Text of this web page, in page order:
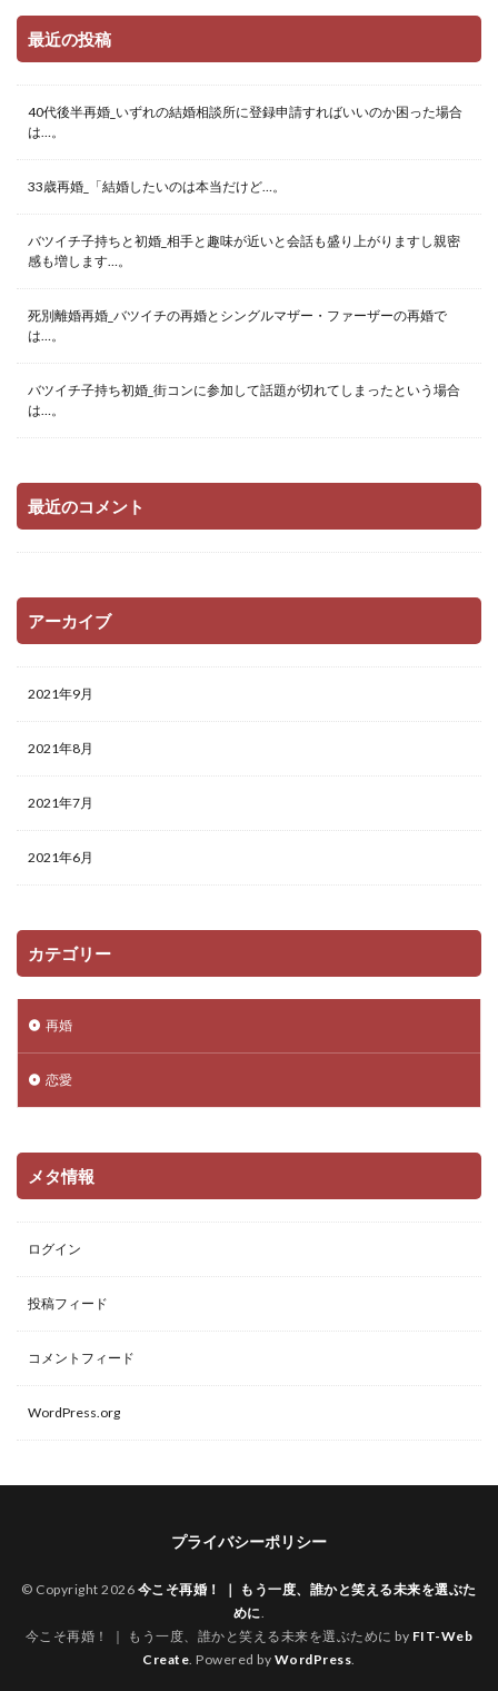
最近の投稿
40代後半再婚_いずれの結婚相談所に登録申請すればいいのか困った場合
は…。
33歳再婚_「結婚したいのは本当だけど…。
バツイチ子持ちと初婚_相手と趣味が近いと会話も盛り上がりますし親密
感も増します…。
死別離婚再婚_バツイチの再婚とシングルマザー・ファーザーの再婚で
は…。
バツイチ子持ち初婚_街コンに参加して話題が切れてしまったという場合
は…。
最近のコメント
アーカイブ
2021年9月
2021年8月
2021年7月
2021年6月
カテゴリー
再婚
恋愛
メタ情報
ログイン
投稿フィード
コメントフィード
WordPress.org
プライバシーポリシー
© Copyright 2026 今こそ再婚！ ｜ もう一度、誰かと笑える未来を選ぶた
めに.
今こそ再婚！ ｜ もう一度、誰かと笑える未来を選ぶために by FIT-Web
Create. Powered by WordPress.